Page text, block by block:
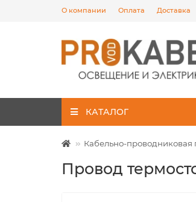
О компании Оплата Доставка
КАТАЛОГ
Кабельно-проводниковая
Провод